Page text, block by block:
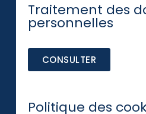
Traitement des
personnelles ​
CONSULTER
Politique des